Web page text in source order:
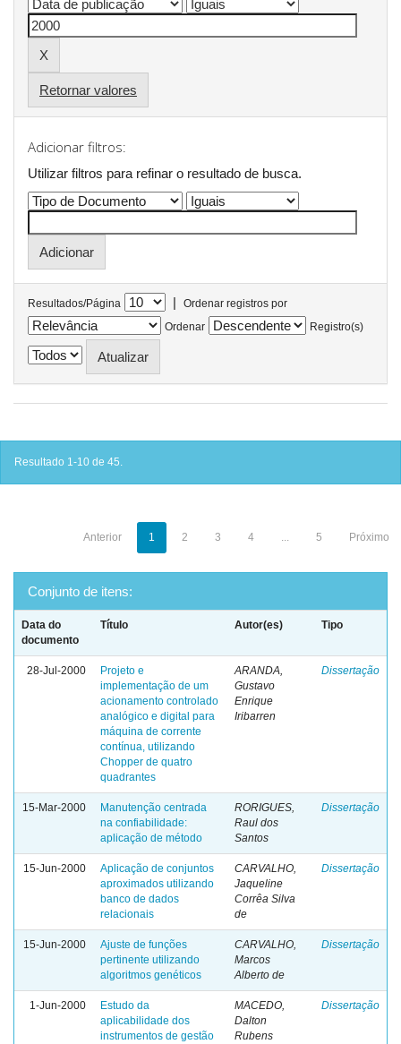
Retornar valores
Adicionar filtros:
Utilizar filtros para refinar o resultado de busca.
Resultados/Página |
Ordenar registros por
Ordenar
Registro(s)
Resultado 1-10 de 45.
Anterior 1 2 3 4 ... 5 Próximo
Conjunto de itens:
Data do
documento
Título Autor(es) Tipo
28-Jul-2000
Projeto e
implementação de um
acionamento controlado
analógico e digital para
máquina de corrente
contínua, utilizando
Chopper de quatro
quadrantes
ARANDA,
Gustavo
Enrique
Iribarren
Dissertação
15-Mar-2000
Manutenção centrada
na confiabilidade:
aplicação de método
RORIGUES,
Raul dos
Santos
Dissertação
15-Jun-2000
Aplicação de conjuntos
aproximados utilizando
banco de dados
relacionais
CARVALHO,
Jaqueline
Corrêa Silva
de
Dissertação
15-Jun-2000
Ajuste de funções
pertinente utilizando
algoritmos genéticos
CARVALHO,
Marcos
Alberto de
Dissertação
1-Jun-2000
Estudo da
aplicabilidade dos
instrumentos de gestão
MACEDO,
Dalton
Rubens
Dissertação